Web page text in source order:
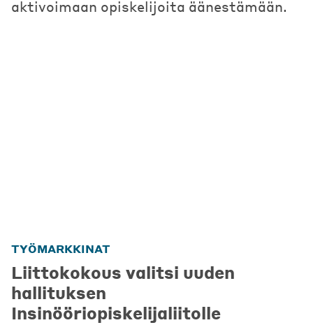
aktivoimaan opiskelijoita äänestämään.
TYÖMARKKINAT
Liittokokous valitsi uuden
hallituksen
Insinööriopiskelijaliitolle